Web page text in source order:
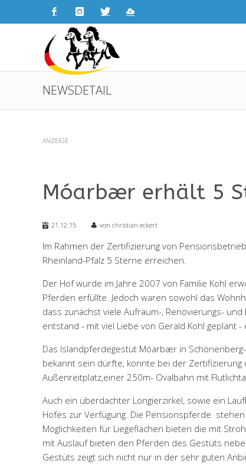
NEWSDETAIL
ANZEIGE
Móarbær erhält 5
21.12.15 von christian eckert
Im Rahmen der Zertifizierung von
Rheinland-Pfalz 5 Sterne erreichen.
Der Hof wurde im Jahre 2007 von Familie Kohl
Pferden erfüllte. Jedoch waren sowohl das
dass zunächst viele Aufräum-, Renovierungs-
entstand - mit viel Liebe von Gerald Kohl geplant
Das Islandpferdegestüt Móarbær in
bekannt sein dürfte, konnte bei der
Außenreitplatz,einer 250m- Ovalbahn mit
Auch ein überdachter Longierzirkel, sowie ein
Hofes zur Verfügung. Die Pensionspferde
Möglichkeiten für Liegeflächen bieten die mit
mit Auslauf bieten den Pferden des Gestüts
Gestüts zeigt sich nicht nur in der sehr guten